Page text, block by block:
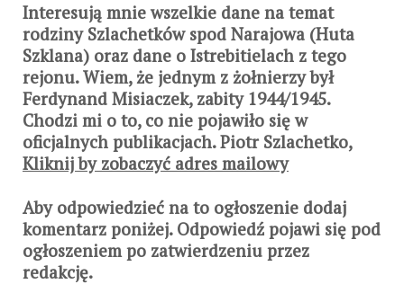
Interesują mnie wszelkie dane na temat
rodziny Szlachetków spod Narajowa (Huta
Szklana) oraz dane o Istrebitielach z tego
rejonu. Wiem, że jednym z żołnierzy był
Ferdynand Misiaczek, zabity 1944/1945.
Chodzi mi o to, co nie pojawiło się w
oficjalnych publikacjach. Piotr Szlachetko,
Kliknij by zobaczyć adres mailowy
Aby odpowiedzieć na to ogłoszenie dodaj
komentarz poniżej. Odpowiedź pojawi się pod
ogłoszeniem po zatwierdzeniu przez
redakcję.